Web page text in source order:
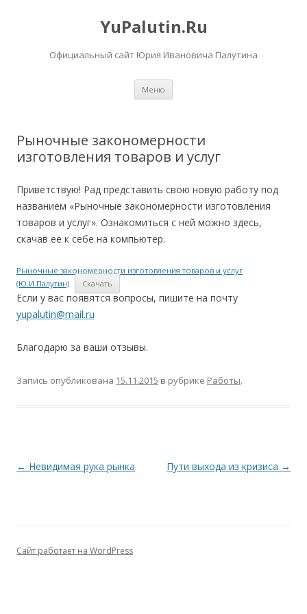
YuPalutin.Ru
Официальный сайт Юрия Ивановича Палутина
Меню
Рыночные закономерности
изготовления товаров и услуг
Приветствую! Рад представить свою новую работу под
названием «Рыночные закономерности изготовления
товаров и услуг». Ознакомиться с ней можно здесь,
скачав её к себе на компьютер.
Рыночные закономерности изготовления товаров и услуг
(Ю.И.Палутин)
Скачать
Если у вас появятся вопросы, пишите на почту
yupalutin@mail.ru
Благодарю за ваши отзывы.
Запись опубликована 15.11.2015 в рубрике Работы.
Навигация
← Невидимая рука рынка Пути выхода из кризиса →
Сайт работает на WordPress